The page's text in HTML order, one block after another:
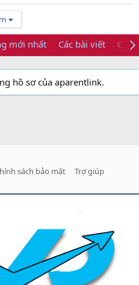
mới nhất Các bài viết Giới
hồ sơ của aparentlink.
sách bảo mật
Trợ giúp